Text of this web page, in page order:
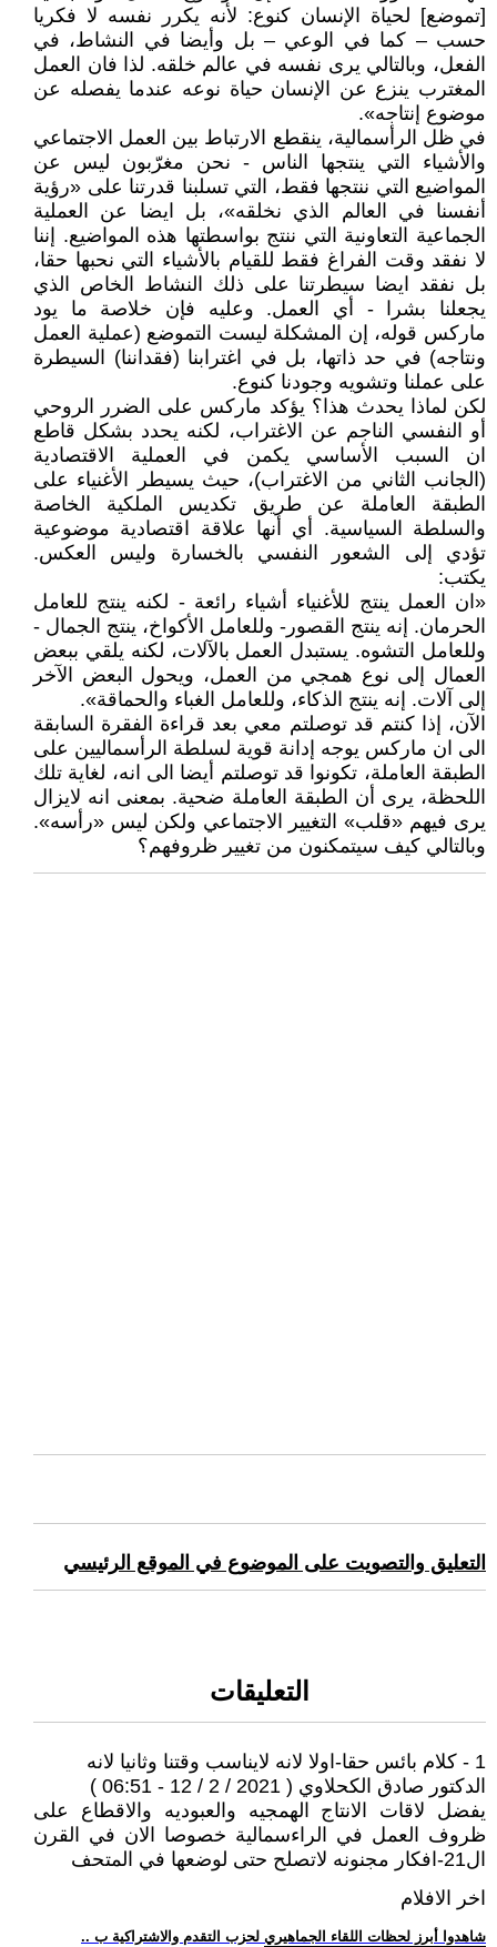
[تموضع] لحياة الإنسان كنوع: لأنه يكرر نفسه لا فكريا
حسب – كما في الوعي – بل وأيضا في النشاط، في
الفعل، وبالتالي يرى نفسه في عالم خلقه. لذا فان العمل
المغترب ينزع عن الإنسان حياة نوعه عندما يفصله عن
موضوع إنتاجه».
في ظل الرأسمالية، ينقطع الارتباط بين العمل الاجتماعي
والأشياء التي ينتجها الناس - نحن مغرّبون ليس عن
المواضيع التي ننتجها فقط، التي تسلبنا قدرتنا على «رؤية
أنفسنا في العالم الذي نخلقه»، بل ايضا عن العملية
الجماعية التعاونية التي ننتج بواسطتها هذه المواضيع. إننا
لا نفقد وقت الفراغ فقط للقيام بالأشياء التي نحبها حقا،
بل نفقد ايضا سيطرتنا على ذلك النشاط الخاص الذي
يجعلنا بشرا - أي العمل. وعليه فإن خلاصة ما يود
ماركس قوله، إن المشكلة ليست التموضع (عملية العمل
ونتاجه) في حد ذاتها، بل في اغترابنا (فقداننا) السيطرة
على عملنا وتشويه وجودنا كنوع.
لكن لماذا يحدث هذا؟ يؤكد ماركس على الضرر الروحي
أو النفسي الناجم عن الاغتراب، لكنه يحدد بشكل قاطع
ان السبب الأساسي يكمن في العملية الاقتصادية
(الجانب الثاني من الاغتراب)، حيث يسيطر الأغنياء على
الطبقة العاملة عن طريق تكديس الملكية الخاصة
والسلطة السياسية. أي أنها علاقة اقتصادية موضوعية
تؤدي إلى الشعور النفسي بالخسارة وليس العكس.
يكتب:
«ان العمل ينتج للأغنياء أشياء رائعة - لكنه ينتج للعامل
الحرمان. إنه ينتج القصور- وللعامل الأكواخ، ينتج الجمال -
وللعامل التشوه. يستبدل العمل بالآلات، لكنه يلقي ببعض
العمال إلى نوع همجي من العمل، ويحول البعض الآخر
إلى آلات. إنه ينتج الذكاء، وللعامل الغباء والحماقة».
الآن، إذا كنتم قد توصلتم معي بعد قراءة الفقرة السابقة
الى ان ماركس يوجه إدانة قوية لسلطة الرأسماليين على
الطبقة العاملة، تكونوا قد توصلتم أيضا الى انه، لغاية تلك
اللحظة، يرى أن الطبقة العاملة ضحية. بمعنى انه لايزال
يرى فيهم «قلب» التغيير الاجتماعي ولكن ليس «رأسه».
وبالتالي كيف سيتمكنون من تغيير ظروفهم؟
التعليق والتصويت على الموضوع في الموقع الرئيسي
التعليقات
1 - كلام بائس حقا-اولا لانه لايناسب وقتنا وثانيا لانه
الدكتور صادق الكحلاوي ( 2021 / 2 / 12 - 06:51 )
يفضل لاقات الانتاج الهمجيه والعبوديه والاقطاع على
ظروف العمل في الراءسمالية خصوصا الان في القرن
ال21-افكار مجنونه لاتصلح حتى لوضعها في المتحف
اخر الافلام
.. شاهدوا أبرز لحظات اللقاء الجماهيري لحزب التقدم والاشتراكية ب